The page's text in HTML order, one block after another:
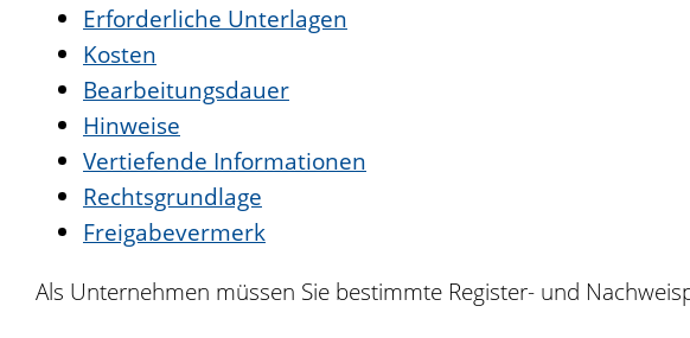
Erforderliche Unterlagen
Kosten
Bearbeitungsdauer
Hinweise
Vertiefende Informationen
Rechtsgrundlage
Freigabevermerk
Als Unternehmen müssen Sie bestimmte Register- und